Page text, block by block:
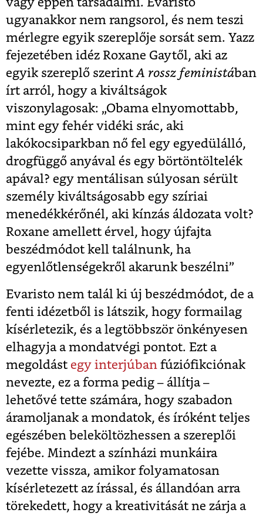
vagy éppen társadalmi. Evaristo
ugyanakkor nem rangsorol, és nem teszi
mérlegre egyik szereplője sorsát sem. Yazz
fejezetében idéz Roxane Gaytől, aki az
egyik szereplő szerint A rossz feministában
írt arról, hogy a kiváltságok
viszonylagosak: „Obama elnyomottabb,
mint egy fehér vidéki srác, aki
lakókocsiparkban nő fel egy egyedülálló,
drogfüggő anyával és egy börtöntöltelék
apával? egy mentálisan súlyosan sérült
személy kiváltságosabb egy szíriai
menedékkérőnél, aki kínzás áldozata volt?
Roxane amellett érvel, hogy újfajta
beszédmódot kell találnunk, ha
egyenlőtlenségekről akarunk beszélni”
Evaristo nem talál ki új beszédmódot, de a
fenti idézetből is látszik, hogy formailag
kísérletezik, és a legtöbbször önkényesen
elhagyja a mondatvégi pontot. Ezt a
megoldást egy interjúban fúziófikciónak
nevezte, ez a forma pedig – állítja –
lehetővé tette számára, hogy szabadon
áramoljanak a mondatok, és íróként teljes
egészében beleköltözhessen a szereplői
fejébe. Mindezt a színházi munkáira
vezette vissza, amikor folyamatosan
kísérletezett az írással, és állandóan arra
törekedett, hogy a kreativitását ne zárja a